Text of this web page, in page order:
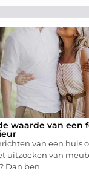
waarde van een
van een huis
uitzoeken van
Dan ben